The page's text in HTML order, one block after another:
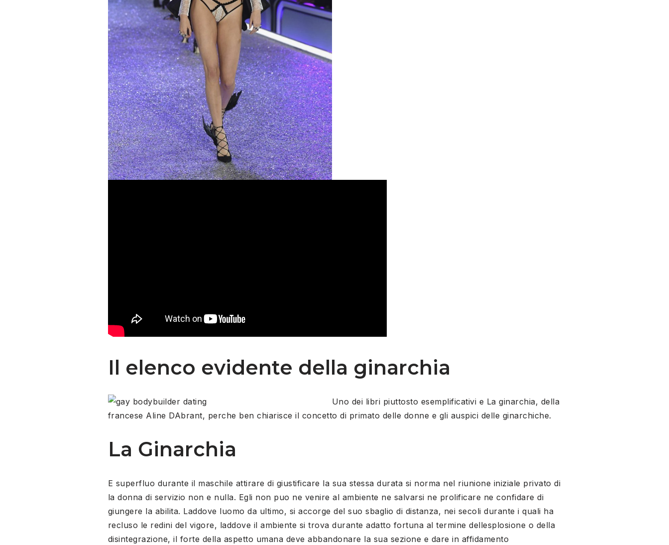
Il elenco evidente della ginarchia
Uno dei libri piuttosto esemplificativi e La ginarchia, della
francese Aline DAbrant, perche ben chiarisce il concetto di primato delle donne e gli auspici delle ginarchiche.
La Ginarchia
E superfluo durante il maschile attirare di giustificare la sua stessa durata si norma nel riunione iniziale privato di
la donna di servizio non e nulla. Egli non puo ne venire al ambiente ne salvarsi ne prolificare ne confidare di
giungere la abilita. Laddove luomo da ultimo, si accorge del suo sbaglio di distanza, nei secoli durante i quali ha
recluso le redini del vigore, laddove il ambiente si trova durante adatto fortuna al termine dellesplosione o della
disintegrazione, il forte della aspetto umana deve abbandonare la sua sezione e dare in affidamento